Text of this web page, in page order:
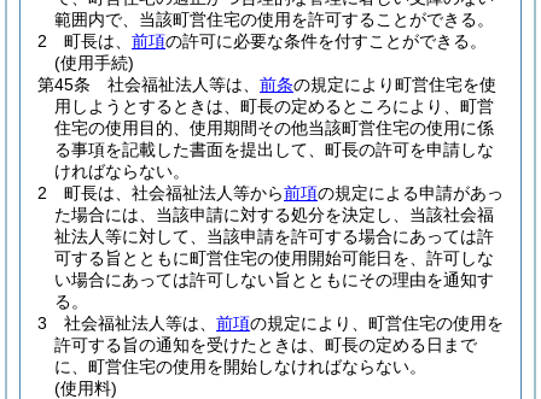
範囲内で、当該町営住宅の使用を許可することができる。
2
町長は、 前項の許可に必要な条件を付すことができる。
(使用手続)
第45条
社会福祉法人等は、 前条の規定により町営住宅を使
用しようとするときは、町長の定めるところにより、町営
住宅の使用目的、使用期間その他当該町営住宅の使用に係
る事項を記載した書面を提出して、町長の許可を申請しな
ければならない。
2
町長は、社会福祉法人等から前項の規定による申請があっ
た場合には、当該申請に対する処分を決定し、当該社会福
祉法人等に対して、当該申請を許可する場合にあっては許
可する旨とともに町営住宅の使用開始可能日を、許可しな
い場合にあっては許可しない旨とともにその理由を通知す
る。
3
社会福祉法人等は、 前項の規定により、町営住宅の使用を
許可する旨の通知を受けたときは、町長の定める日まで
に、町営住宅の使用を開始しなければならない。
(使用料)